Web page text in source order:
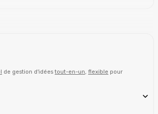
de gestion d'idéestout-en-un flexible pour